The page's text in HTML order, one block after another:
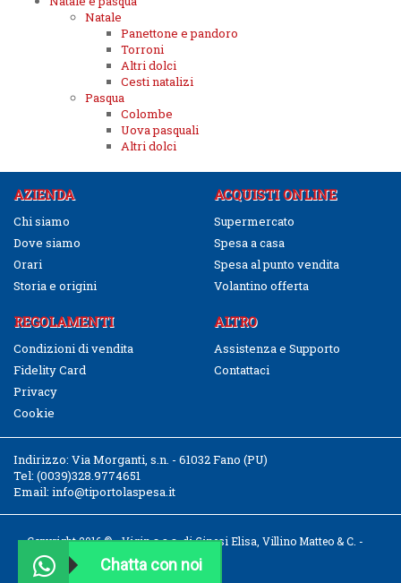
Natale
Panettone e pandoro
Torroni
Altri dolci
Cesti natalizi
Pasqua
Colombe
Uova pasquali
Altri dolci
AZIENDA
Chi siamo
Dove siamo
Orari
Storia e origini
ACQUISTI ONLINE
Supermercato
Spesa a casa
Spesa al punto vendita
Volantino offerta
REGOLAMENTI
Condizioni di vendita
Fidelity Card
Privacy
Cookie
ALTRO
Assistenza e Supporto
Contattaci
Indirizzo: Via Morganti, s.n. - 61032 Fano (PU)
Tel: (0039)328.9774651
Email: info@tiportolaspesa.it
Copyright 2016 © - Vigin s.a.s. di Ginesi Elisa, Villino Matteo & C. -
CF/P.IVA 02526040411Chatta con noi